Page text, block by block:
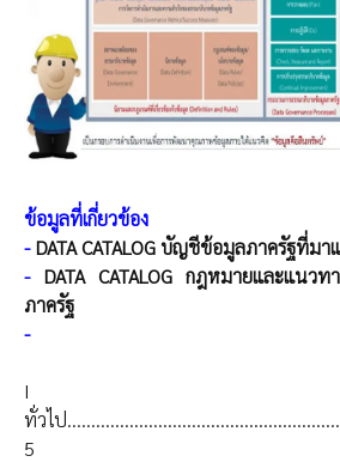
ข้อมูลที่เกี่ยวข้อง
-DATA CATALOG บัญชีข้อมูลภาครัฐที่ม
- DATA CATALOG กฎหมายและแนว
ภาครัฐ
-
I หม
ทั่วไป
5